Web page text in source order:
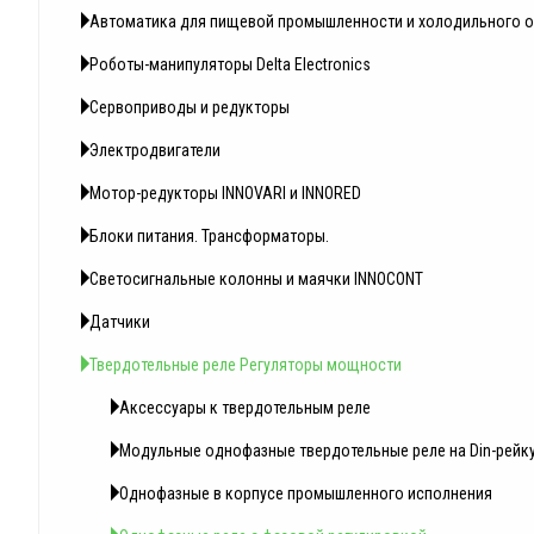
Автоматика для пищевой промышленности и холодильного
Роботы-манипуляторы Delta Electronics
Сервоприводы и редукторы
Электродвигатели
Мотор-редукторы INNOVARI и INNORED
Блоки питания. Трансформаторы.
Светосигнальные колонны и маячки INNOCONT
Датчики
Твердотельные реле Регуляторы мощности
Аксессуары к твердотельным реле
Модульные однофазные твердотельные реле на Din-
Однофазные в корпусе промышленного исполнения